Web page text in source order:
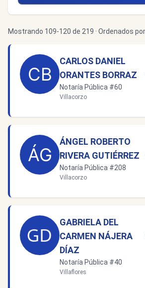
Mostrando 109-120 de 219 · Ordenados
CARLOS DANIEL
ORANTES BORRAZ
Notaría Pública #60
Villacorzo
ÁNGEL ROBERTO
RIVERA GUTIÉRREZ
Notaría Pública #208
Villacorzo
GABRIELA DEL
CARMEN NÁJERA
DÍAZ
Notaría Pública #40
Villaflores